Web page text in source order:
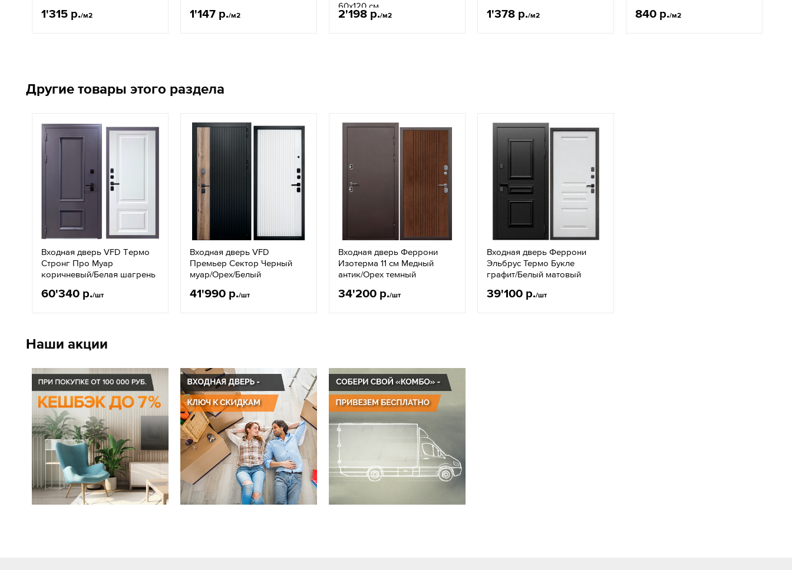
1'315 р./м2 1'147 р./м2
60х120 см
2'198 р./м2 1'378 р./м2 840 р./м2
Другие товары этого раздела
Входная дверь VFD Tермо
Стронг Про Муар
коричневый/Белая шагрень
60'340 р./шт
Входная дверь VFD
Премьер Сектор Черный
муар/Орех/Белый
41'990 р./шт
Входная дверь Феррони
Изотерма 11 см Медный
антик/Орех темный
34'200 р./шт
Входная дверь Феррони
Эльбрус Термо Букле
графит/Белый матовый
39'100 р./шт
Наши акции